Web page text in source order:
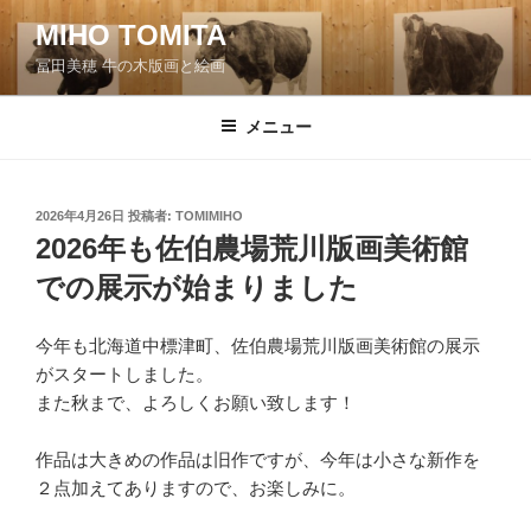
コ
ン
ン
MIHO TOMITA
冨田美穂 牛の木版画と絵画
メニュー
投
稿
日:
2026年4月26日 投稿者: TOMIMIHO
2026年も佐伯農場荒川版画美術館
での展示が始まりました
今年も北海道中標津町、佐伯農場荒川版画美術館の展示
がスタートしました。
また秋まで、よろしくお願い致します！
作品は大きめの作品は旧作ですが、今年は小さな新作を
２点加えてありますので、お楽しみに。